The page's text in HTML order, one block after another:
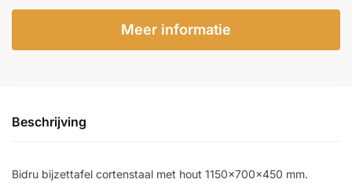
Meer informatie
Beschrijving
Bidru bijzettafel cortenstaal met hout 1150x700x450 mm.